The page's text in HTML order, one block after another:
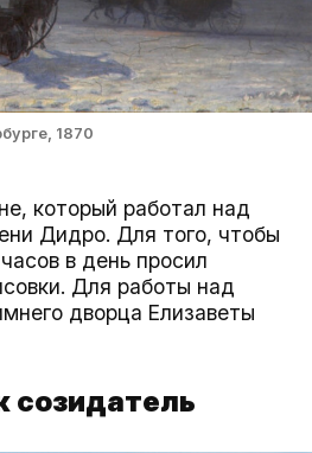
1870
который работал над
Дидро. Для того, чтобы
в день просил
Для работы над
дворца Елизаветы
созидатель